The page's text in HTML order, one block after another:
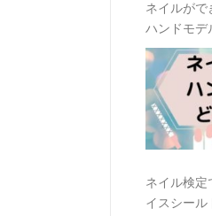
ネイルがで
ハンドモデ
類があるの
ネイル検定
イスシール